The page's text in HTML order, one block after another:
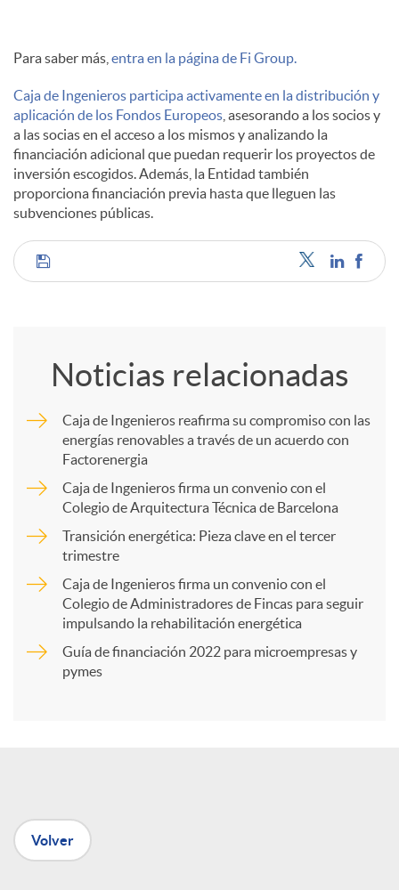
Para saber más, entra en la página de Fi Group.
Caja de Ingenieros participa activamente en la distribución y
aplicación de los Fondos Europeos , asesorando a los socios y
a las socias en el acceso a los mismos y analizando la
financiación adicional que puedan requerir los proyectos de
inversión escogidos. Además, la Entidad también
proporciona financiación previa hasta que lleguen las
subvenciones públicas.
C
m
r
n
Noticias relacionadas
Caja de Ingenieros reafirma su compromiso con las
energías renovables a través de un acuerdo con
Factorenergia
Caja de Ingenieros firma un convenio con el
Colegio de Arquitectura Técnica de Barcelona
Transición energética: Pieza clave en el tercer
trimestre
Caja de Ingenieros firma un convenio con el
Colegio de Administradores de Fincas para seguir
impulsando la rehabilitación energética
Guía de financiación 2022 para microempresas y
pymes
Volver